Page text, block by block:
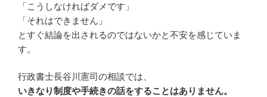
「こうしなければダメです」
「それはできません」
とすぐ結論を出されるのではないかと不安を感じていま
す。
行政書士長谷川憲司の相談では、
いきなり制度や手続きの話をすることはありません。